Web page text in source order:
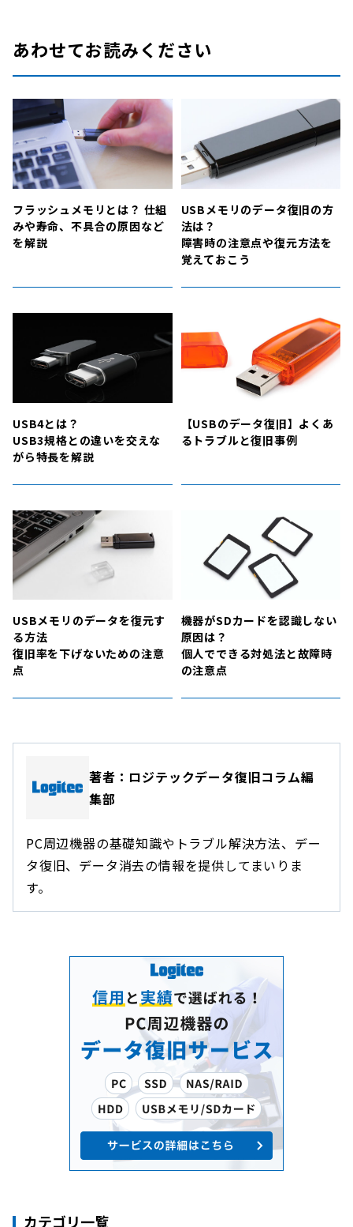
あわせてお読みください
フラッシュメモリとは？ 仕組
みや寿命、不具合の原因など
を解説
USBメモリのデータ復旧の方
法は？
障害時の注意点や復元方法を
覚えておこう
USB4とは？
USB3規格との違いを交えな
がら特長を解説
【USBのデータ復旧】よくあ
るトラブルと復旧事例
USBメモリのデータを復元す
る方法
復旧率を下げないための注意
点
機器がSDカードを認識しない
原因は？
個人でできる対処法と故障時
の注意点
著者：ロジテックデータ復旧コラム編
集部
PC周辺機器の基礎知識やトラブル解決方法、デー
タ復旧、データ消去の情報を提供してまいりま
す。
カテゴリ一覧